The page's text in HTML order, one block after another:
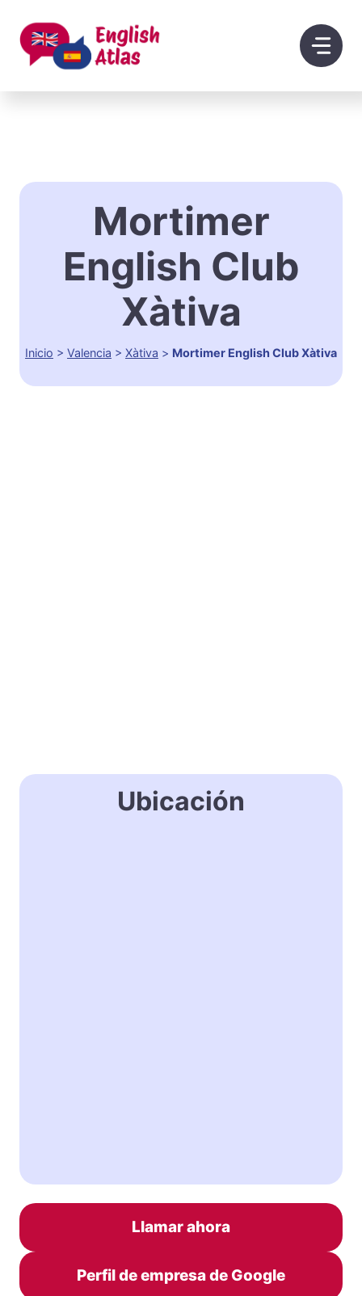
contenido
Mortimer
English Club
Xàtiva
Inicio > Valencia > Xàtiva > Mortimer English Club Xàtiva
Ubicación
Llamar ahora
Perfil de empresa de Google